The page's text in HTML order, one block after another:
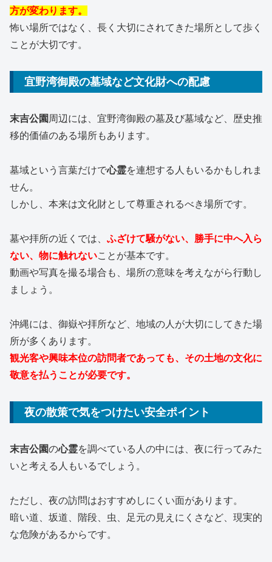
方が変わります。
怖い場所ではなく、長く大切にされてきた場所として歩く
ことが大切です。
宜野湾御殿の墓域など文化財への配慮
末吉公園周辺には、宜野湾御殿の墓及び墓域など、歴史推
移的価値のある場所もあります。
墓域という言葉だけで心霊を連想する人もいるかもしれま
せん。
しかし、本来は文化財として尊重されるべき場所です。
墓や拝所の近くでは、 ふざけて騒がない、勝手に中へ入ら
ない、物に触れないことが基本です。
動画や写真を撮る場合も、場所の意味を考えながら行動し
ましょう。
沖縄には、御嶽や拝所など、地域の人が大切にしてきた場
所が多くあります。
観光客や興味本位の訪問者であっても、その土地の文化に
敬意を払うことが必要です。
夜の散策で気をつけたい安全ポイント
末吉公園の心霊を調べている人の中には、夜に行ってみた
いと考える人もいるでしょう。
ただし、夜の訪問はおすすめしにくい面があります。
暗い道、坂道、階段、虫、足元の見えにくさなど、現実的
な危険があるからです。